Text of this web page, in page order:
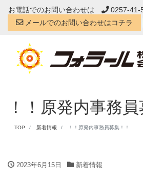
お電話でのお問い合わせは
0257-41-
メールでのお問い合わせはコチラ
！！原発内事務員
TOP 新着情報 ！！原発内事務員募集！！
2023年6月15日 新着情報